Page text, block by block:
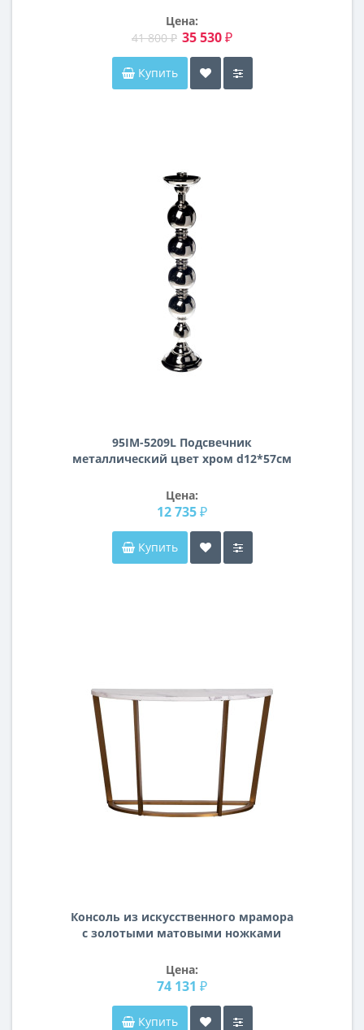
Цена:
41 800 ₽ 35 530 ₽
Купить
95IM-5209L Подсвечник
металлический цвет хром d12*57см
Цена:
12 735 ₽
Купить
Консоль из искусственного мрамора
с золотыми матовыми ножками
BBS
Цена:
74 131 ₽
Купить